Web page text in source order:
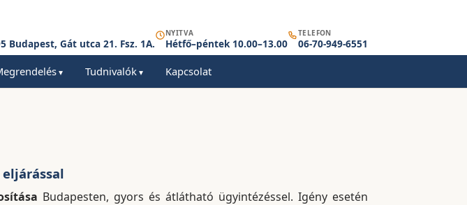
Budapest, Gát utca 21. Fsz. 1A.
NYITVA
Hétfő–péntek 10.00–13.00
TELEFON
06-70-949-6551
Tudnivalók Kapcsolat
Budapesten, gyors és átlátható ügyintézéssel. Igény esetén